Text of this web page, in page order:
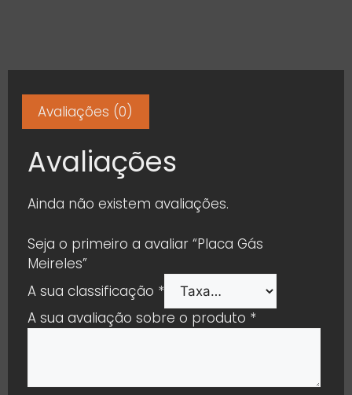
Avaliações (0)
Avaliações
Ainda não existem avaliações.
Seja o primeiro a avaliar “Placa Gás
Meireles”
A sua classificação *
A sua avaliação sobre o produto *